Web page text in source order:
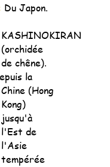
Du Japon.
KASHINOKIRAN
(orchidée
de chêne).
la
Chine (Hong
Kong)
jusqu'à
l'Est de
l'Asie
tempérée